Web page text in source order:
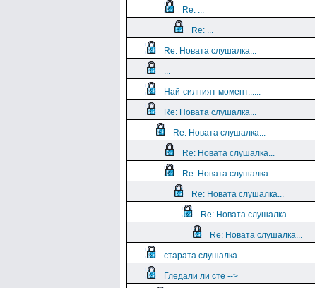
Re: ...
Re: ...
Re: Новата слушалка...
...
Най-силният момент......
Re: Новата слушалка...
Re: Новата слушалка...
Re: Новата слушалка...
Re: Новата слушалка...
Re: Новата слушалка...
Re: Новата слушалка...
Re: Новата слушалка...
старата слушалка...
Гледали ли сте -->